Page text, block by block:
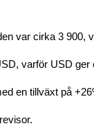
var cirka 3 900,
varför USD
en tillväxt på